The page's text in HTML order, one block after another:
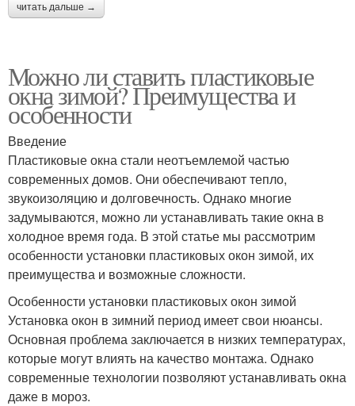
читать дальше →
Можно ли ставить пластиковые
окна зимой? Преимущества и
особенности
Введение
Пластиковые окна стали неотъемлемой частью
современных домов. Они обеспечивают тепло,
звукоизоляцию и долговечность. Однако многие
задумываются, можно ли устанавливать такие окна в
холодное время года. В этой статье мы рассмотрим
особенности установки пластиковых окон зимой, их
преимущества и возможные сложности.
Особенности установки пластиковых окон зимой
Установка окон в зимний период имеет свои нюансы.
Основная проблема заключается в низких температурах,
которые могут влиять на качество монтажа. Однако
современные технологии позволяют устанавливать окна
даже в мороз.